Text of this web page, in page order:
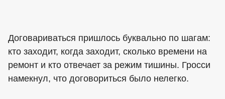
Договариваться пришлось буквально по шагам:
кто заходит, когда заходит, сколько времени на
ремонт и кто отвечает за режим тишины. Гросси
намекнул, что договориться было нелегко.